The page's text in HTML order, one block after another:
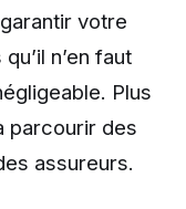
votre
n’en faut
Plus
parcourir des
assureurs.